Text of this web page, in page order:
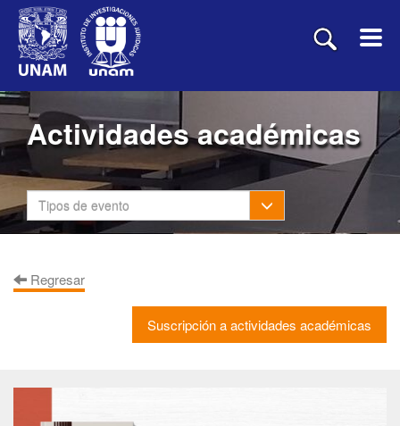
Actividades académicas
Tipos de evento Toggle Dropdown
Regresar
Suscripción a actividades académicas